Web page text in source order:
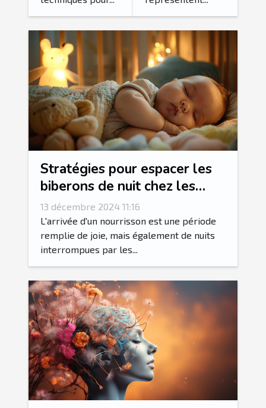
Stratégies pour espacer les
biberons de nuit chez les
nourrissons
13 décembre 2024 11:16
L'arrivée d'un nourrisson est une période
remplie de joie, mais également de nuits
interrompues par les...